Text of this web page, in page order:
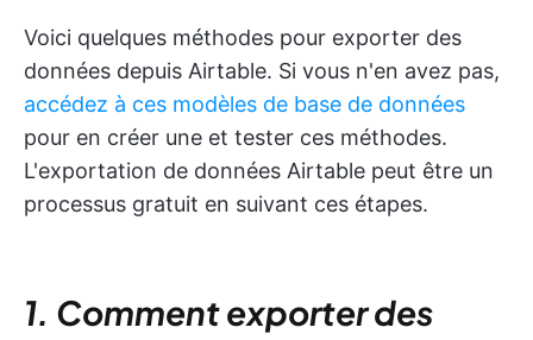
Voici quelques méthodes pour exporter des
données depuis Airtable. Si vous n'en avez pas,
accédez à ces modèles de base de données
pour en créer une et tester ces méthodes.
L'exportation de données Airtable peut être un
processus gratuit en suivant ces étapes.
1. Comment exporter des